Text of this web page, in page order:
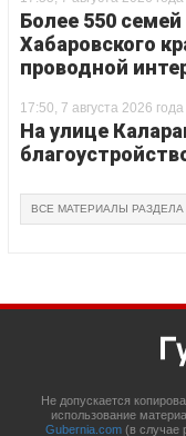
Более 550
Хабаровского
проводной
17:50, 7 августа 2026 года
На улице
ВСЕ МАТЕРИАЛЫ РАЗДЕЛА
Не допускается
использование
Gubernia.com (в случае